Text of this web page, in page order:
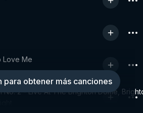
para obtener más canciones
Love Me
No. 2 - Live At The Brighton Dome,